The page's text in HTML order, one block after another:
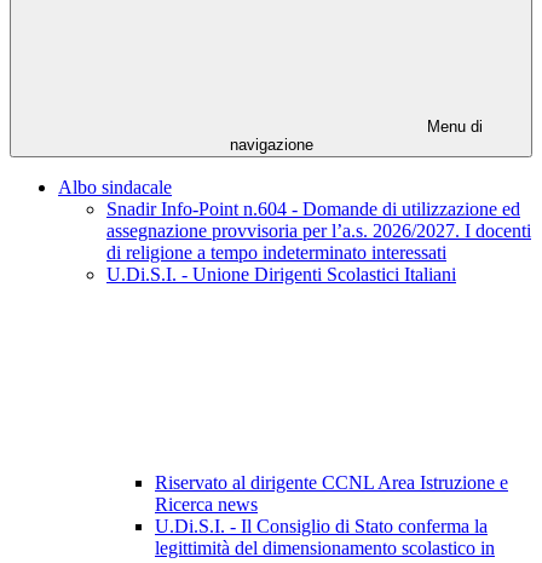
Menu di
navigazione
Albo sindacale
Snadir Info-Point n.604 - Domande di utilizzazione ed
assegnazione provvisoria per l’a.s. 2026/2027. I docenti
di religione a tempo indeterminato interessati
U.Di.S.I. - Unione Dirigenti Scolastici Italiani
Riservato al dirigente CCNL Area Istruzione e
Ricerca news
U.Di.S.I. - Il Consiglio di Stato conferma la
legittimità del dimensionamento scolastico in